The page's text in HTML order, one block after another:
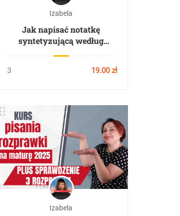
Izabela
Jak napisać notatkę
syntetyzującą według
3 19.00 zł
Izabela